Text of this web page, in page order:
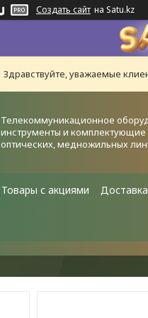
Создать сайт на Satu.kz
Здравствуйте, уважаемые
Телекоммуникационное
инструменты и комплектующие
оптических, медножильных
Товары с акциями